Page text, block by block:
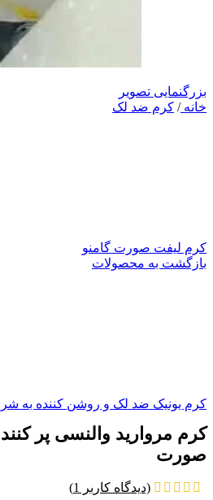
بزرگنمایی تصویر
خانه/ کرم ضد لک
کرم لیفت صورت گامنو
بازگشت به محصولات
کرم یونیک ضد لک و روشن کننده به
کرم مروارید والنسی پر
صورت
(دیدگاه کاربر 1
)